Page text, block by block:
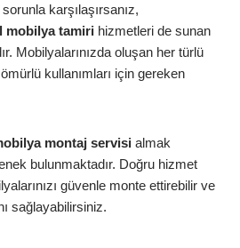
karşılaşırsanız,
mobilya tamiri hizmetleri de sunan
Mobilyalarınızda oluşan her türlü
kullanımları için gereken
montaj servisi almak
bulunmaktadır. Doğru hizmet
güvenle monte ettirebilir ve
sağlayabilirsiniz.